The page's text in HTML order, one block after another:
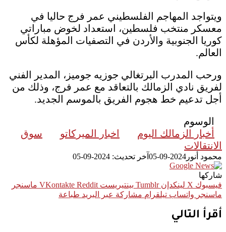
ويتواجد المهاجم الفلسطيني عمر فرج حاليا في
معسكر منتخب فلسطين، استعداد لخوض مباراتي
كوريا الجنوبية والأردن في التصفيات المؤهلة لكأس
العالم.
ورحب المدرب البرتغالي جوزيه جوميز، المدير الفني
لفريق نادي الزمالك بالتعاقد مع عمر فرج، وذلك من
أجل تدعيم خط هجوم الفريق بالموسم الجديد.
الوسوم
أخبار الزمالك اليوم
اخبار الميركاتو
سوق
الانتقالات
محمود أنور 2024-09-05 آخر تحديث: 2024-09-05
شاركها
فيسبوك ‫X لينكدإن بينتيريست
ماسنجر
ماسنجر واتساب تيلقرام مشاركة عبر البريد طباعة
أقرأ التالي